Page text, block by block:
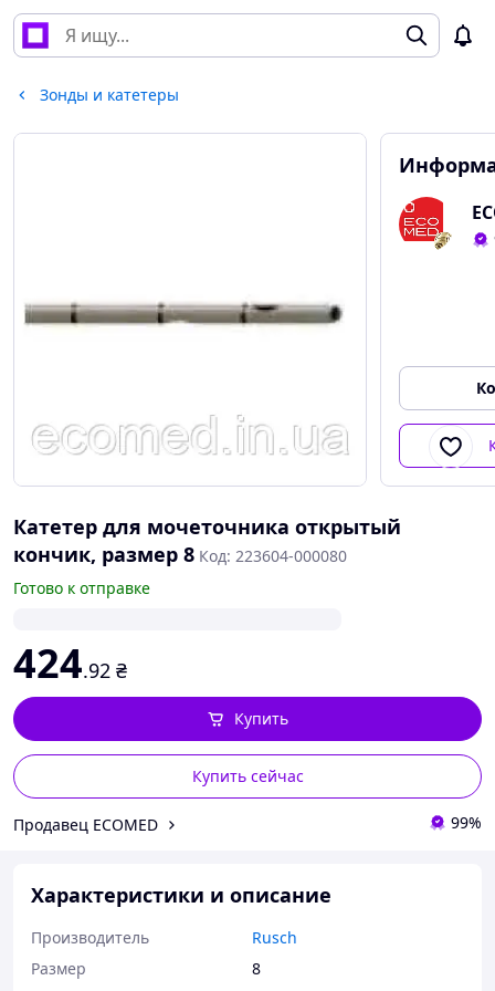
Зонды и катетеры
Катетер для мочеточника открытый
кончик, размер 8 Код: 223604-000080
Готово к отправке
424.92 ₴
Купить сейчас
Купить
Продавец ECOMED 99%
Характеристики и описание
Производитель
Rusch
Размер
8